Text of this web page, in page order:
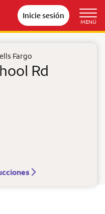
Inicie sesión
MENÚ
Fargo
Rd